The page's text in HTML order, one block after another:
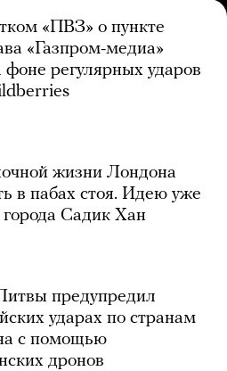
«ПВЗ» о пункте
«Газпром-медиа»
регулярных ударов
жизни Лондона
в пабах стоя. Идею уже
Садик Хан
предупредил
ударах по странам
с помощью
дронов